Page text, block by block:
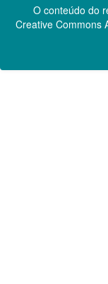
O conteúdo do
Creative Commons